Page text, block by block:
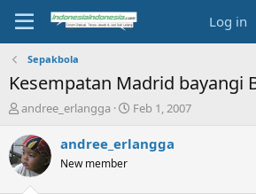
Log in
Sepakbola
Kesempatan Madrid bayangi
T
r
e
a
andree_erlangga
S
a
Feb 1, 2007
andree_erlangga
New member